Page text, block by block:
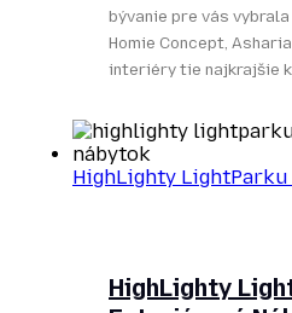
bývanie pre vás vybrala
Homie Concept, Asharia
interiéry tie najkrajšie
HighLighty
HighLighty